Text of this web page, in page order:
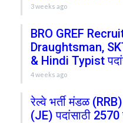
3 weeks ago
BRO GREF
Draughtsman,
& Hindi Typist
4 weeks ago
रेल्वे भर्ती मंडळ
(JE) पदांसाठी 2570